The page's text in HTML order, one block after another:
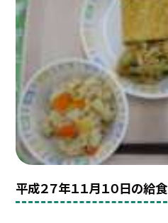
平成２７年１１月１０日の給食